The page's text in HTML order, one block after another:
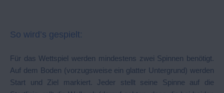
So wird’s gespielt:
Für das Wettspiel werden mindestens zwei Spinnen benötigt.
Auf dem Boden (vorzugsweise ein glatter Untergrund) werden
Start und Ziel markiert. Jeder stellt seine Spinne auf die